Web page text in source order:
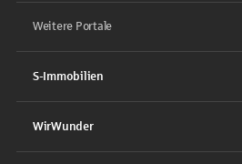
Weitere Portale
S-Immobilien
WirWunder